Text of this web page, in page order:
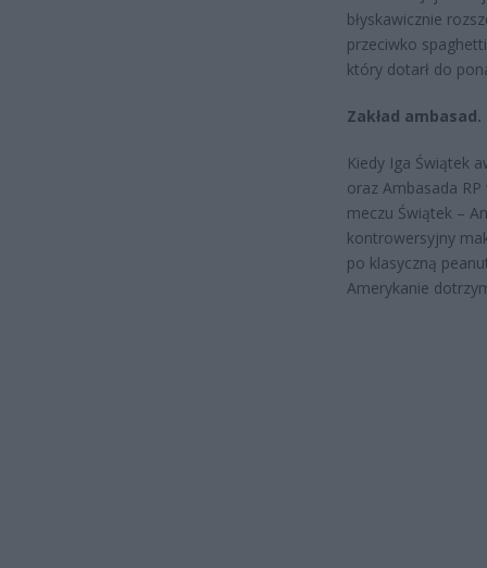
błyskawicznie
przeciwko
który dotarł do
Zakład
Kiedy Iga Świątek
oraz Ambasada
meczu Świątek –
kontrowersyjny
po klasyczną
Amerykanie